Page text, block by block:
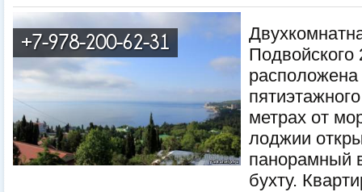
+7-978-200-62-31
Подвойского
расположена
метрах от
лоджии
панорамный
бухту.